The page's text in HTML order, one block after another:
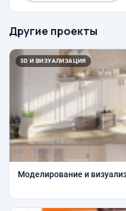
Другие проекты
3D И ВИЗУАЛИЗАЦИЯ
Моделирование и